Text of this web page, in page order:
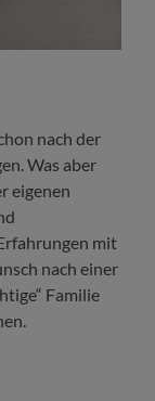
nach der
Was aber
eigenen
mit
nach einer
Familie